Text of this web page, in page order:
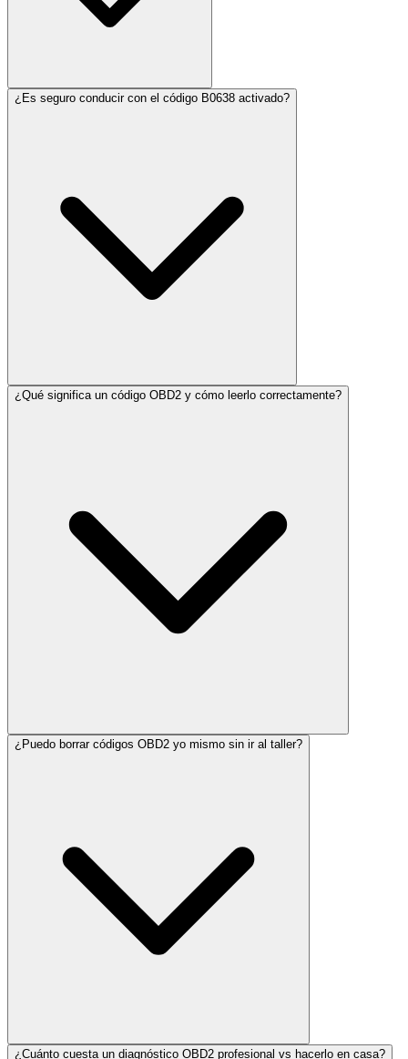
¿Es seguro conducir con el código B0638 activado?
¿Qué significa un código OBD2 y cómo leerlo correctamente?
¿Puedo borrar códigos OBD2 yo mismo sin ir al taller?
¿Cuánto cuesta un diagnóstico OBD2 profesional vs hacerlo en casa?